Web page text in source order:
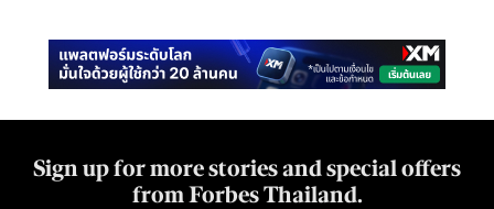
Sign up for more stories and special offers
from Forbes Thailand.